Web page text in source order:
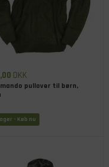
DKK
pullover til børn,
- Køb nu